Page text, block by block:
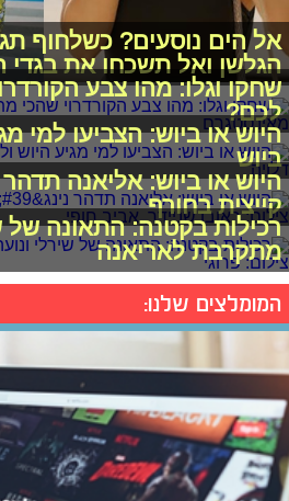
אל הים נוסעים? כשלחוף
הגלשן ואל תשכחו את בגדי
שחקו וגלו: מהו צבע
לכם?
היוש או ביוש: הצביעו למי
ביוש
היוש או ביוש: אליאנה תדהר
קייצית בחורף
רכילות בקטנה: התאונה של
מתקרבת לאריאנה
המומלצים שלנו: